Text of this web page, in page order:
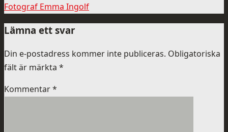
Fotograf Emma Ingolf
Lämna ett svar
Din e-postadress kommer inte publiceras. Obligatoriska
fält är märkta *
Kommentar*